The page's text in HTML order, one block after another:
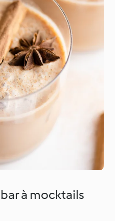
à mocktails